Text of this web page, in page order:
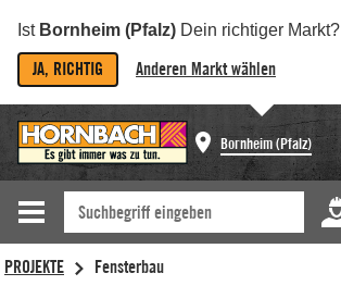
Ist Bornheim (Pfalz) Dein richtiger Markt?
JA, RICHTIG Anderen Markt wählen
Bornheim (Pfalz)